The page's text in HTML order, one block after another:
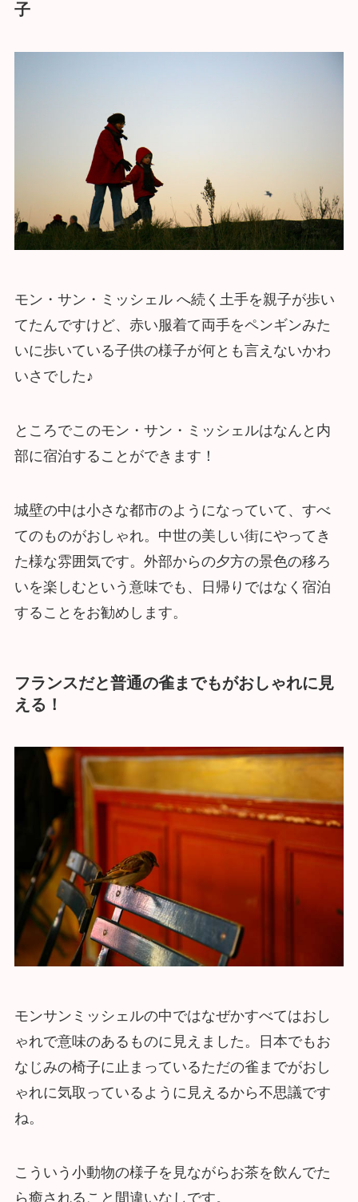
子
モン・サン・ミッシェル へ続く土手を親子が歩い
てたんですけど、赤い服着て両手をペンギンみた
いに歩いている子供の様子が何とも言えないかわ
いさでした♪
ところでこのモン・サン・ミッシェルはなんと内
部に宿泊することができます！
城壁の中は小さな都市のようになっていて、すべ
てのものがおしゃれ。中世の美しい街にやってき
た様な雰囲気です。外部からの夕方の景色の移ろ
いを楽しむという意味でも、日帰りではなく宿泊
することをお勧めします。
フランスだと普通の雀までもがおしゃれに見
える！
モンサンミッシェルの中ではなぜかすべてはおし
ゃれで意味のあるものに見えました。日本でもお
なじみの椅子に止まっているただの雀までがおし
ゃれに気取っているように見えるから不思議です
ね。
こういう小動物の様子を見ながらお茶を飲んでた
ら癒されること間違いなしです。